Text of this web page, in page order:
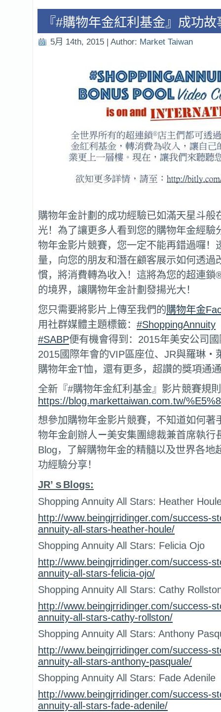
『#購物年金紅利基金』成功
5月 14th, 2015 | Author: Market Taiwan
購物年金計劃的成功經驗已如滿天星斗般
光！為了讓更多人看到您的購物年金經驗
物年金影片競賽，您一定不能再錯過囉！
量，向您的朋友和潛在顧客展示如何透過
慣，將消費轉為收入！這將為您的超連鎖
的境界，讓購物年金計劃發揚光大！
您只需要將影片上傳至我們的購物年金
用社群媒體主題標籤： #ShoppingAnnuity
#SABP便有機會得到：2015年美安公司
2015國際年會的VIP區座位、JR與羅琳‧
購物年金T恤，還有更多，超讚的獎項通
全新『#購物年金紅利基金』影片競賽規
https://blog.markettaiwan.com.tw/
想參加購物年金影片競賽，不知道如何著
物年金創辦人－美安集團總裁兼首席執
Blog，了解購物年金的精髓以及世界各地
功經驗分享！
JR’ ｓ Blogs:
Shopping Annuity All Stars: Heather
http://www.beingjrridinger.com/success-
annuity-all-stars-heather-houle/
Shopping Annuity All Stars: Felicia Ojo
http://www.beingjrridinger.com/success-
annuity-all-stars-felicia-ojo/
Shopping Annuity All Stars: Cathy
http://www.beingjrridinger.com/success-
annuity-all-stars-cathy-rollston/
Shopping Annuity All Stars: Anthony
http://www.beingjrridinger.com/success-
annuity-all-stars-anthony-pasquale/
Shopping Annuity All Stars: Fade Adenile
http://www.beingjrridinger.com/success-
annuity-all-stars-fade-adenile/